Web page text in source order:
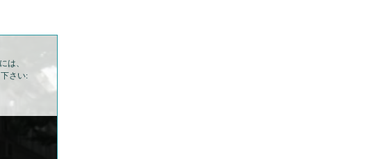
は、
さい: